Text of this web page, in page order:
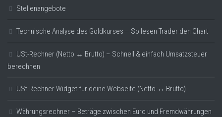
Stellenangebote
Technische Analyse des Goldkurses – So lesen Trader den Chart
USt-Rechner (Netto ↔ Brutto) – Schnell & einfach Umsatzsteuer
berechnen
USt-Rechner Widget für deine Webseite (Netto ↔ Brutto)
Währungsrechner – Beträge zwischen Euro und Fremdwährungen